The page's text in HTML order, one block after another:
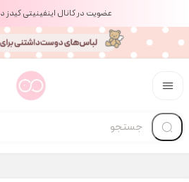
عضویت در کانال اینفینیتی کیدز